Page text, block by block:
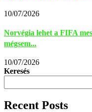
10/07/2026
Norvégia lehet a FIFA
mégsem...
10/07/2026
Keresés
Recent Posts